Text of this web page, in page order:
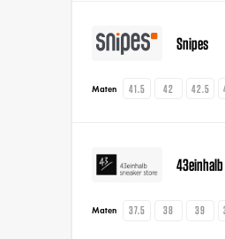
Snipes
Maten 41.5 42 42.5
43einhalb
Maten 37.5 38 39